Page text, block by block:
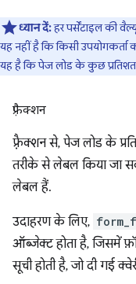
ध्यान दें:हर पर्सेंटाइल की
यह नहीं है कि किसी
यह है कि पेज लोड के कुछ
फ़्रैक्शन
फ़्रैक्शन से, पेज लोड के
तरीके से लेबल किया जा
लेबल हैं.
उदाहरण के लिए,
ऑब्जेक्ट होता है, जिसमें
सूची होती है, जो दी गई